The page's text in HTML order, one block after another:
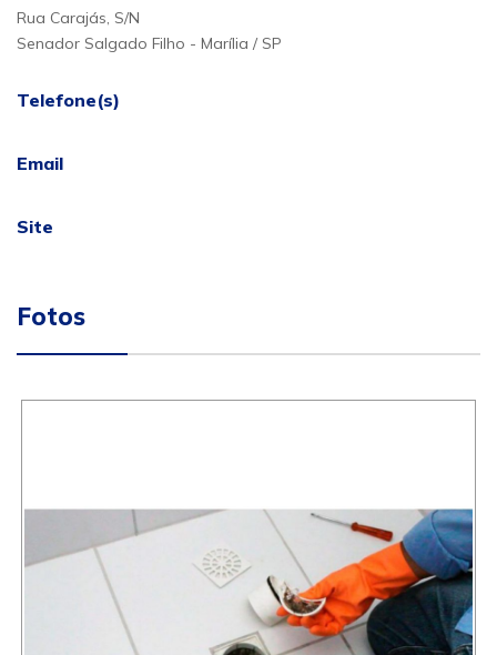
Rua Carajás, S/N
Senador Salgado Filho - Marília / SP
Telefone(s)
Email
Site
Fotos